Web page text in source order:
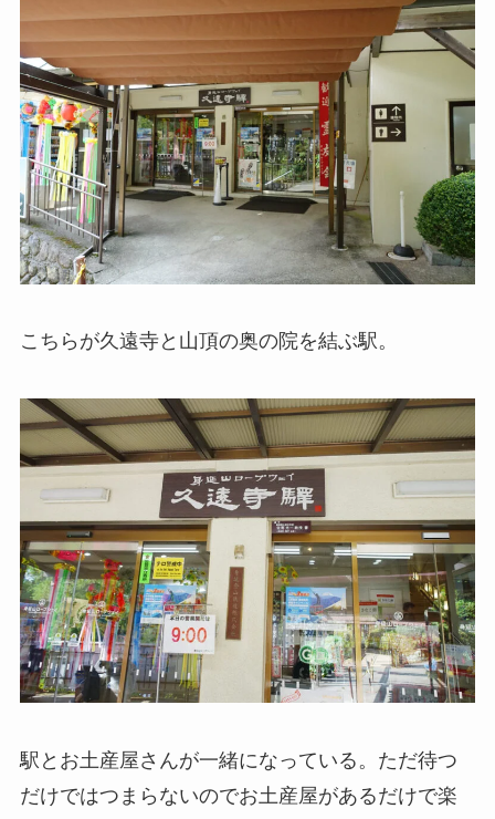
こちらが久遠寺と山頂の奥の院を結ぶ駅。
駅とお土産屋さんが一緒になっている。ただ待つ
だけではつまらないのでお土産屋があるだけで楽